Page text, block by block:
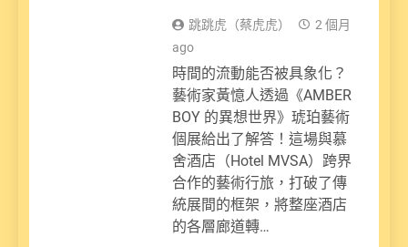
跳跳虎（蔡虎虎）
2 個月
ago
時間的流動能否被具象化？
藝術家黃憶人透過《AMBER
BOY 的異想世界》琥珀藝術
個展給出了解答！這場與慕
舍酒店（Hotel MVSA）跨界
合作的藝術行旅，打破了傳
統展間的框架，將整座酒店
的各層廊道轉…